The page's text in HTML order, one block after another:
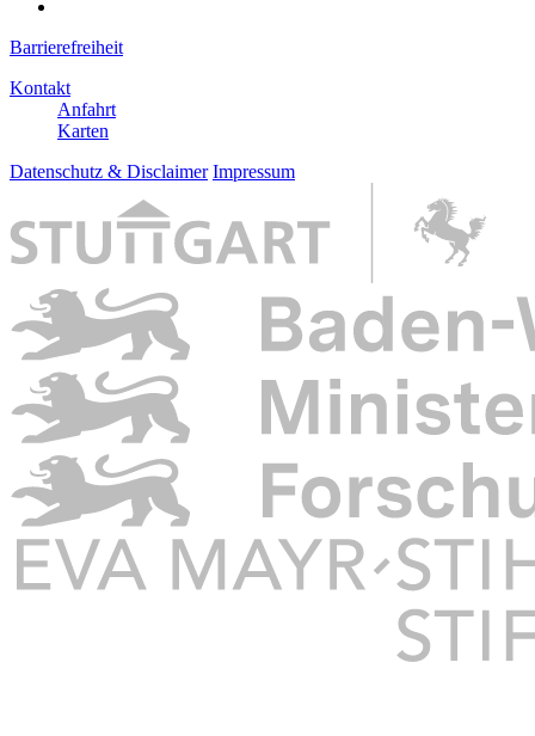
Barrierefreiheit
Kontakt
Anfahrt
Karten
Datenschutz & Disclaimer Impressum